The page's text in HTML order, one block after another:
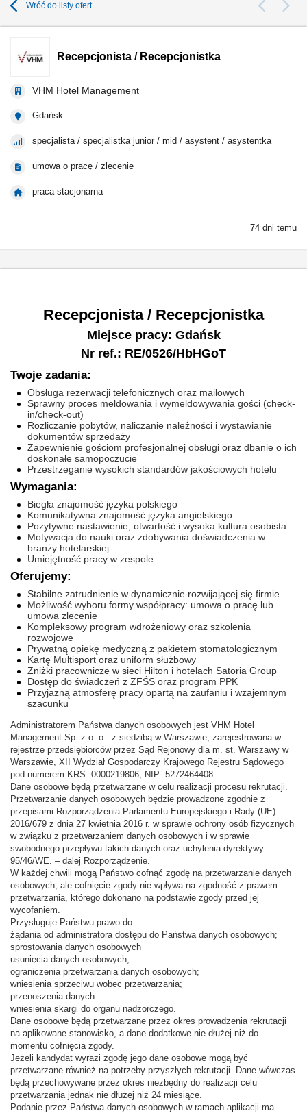
Wróć do listy ofert
Recepcjonista / Recepcjonistka
VHM Hotel Management
Gdańsk
specjalista / specjalistka junior / mid / asystent / asystentka
umowa o pracę / zlecenie
praca stacjonarna
74 dni temu
Recepcjonista / Recepcjonistka
Miejsce pracy: Gdańsk
Nr ref.: RE/0526/HbHGoT
Twoje zadania:
Obsługa rezerwacji telefonicznych oraz mailowych
Sprawny proces meldowania i wymeldowywania gości (check-
in/check-out)
Rozliczanie pobytów, naliczanie należności i wystawianie
dokumentów sprzedaży
Zapewnienie gościom profesjonalnej obsługi oraz dbanie o ich
doskonałe samopoczucie
Przestrzeganie wysokich standardów jakościowych hotelu
Wymagania:
Biegła znajomość języka polskiego
Komunikatywna znajomość języka angielskiego
Pozytywne nastawienie, otwartość i wysoka kultura osobista
Motywacja do nauki oraz zdobywania doświadczenia w
branży hotelarskiej
Umiejętność pracy w zespole
Oferujemy:
Stabilne zatrudnienie w dynamicznie rozwijającej się firmie
Możliwość wyboru formy współpracy: umowa o pracę lub
umowa zlecenie
Kompleksowy program wdrożeniowy oraz szkolenia
rozwojowe
Prywatną opiekę medyczną z pakietem stomatologicznym
Kartę Multisport oraz uniform służbowy
Zniżki pracownicze w sieci Hilton i hotelach Satoria Group
Dostęp do świadczeń z ZFŚS oraz program PPK
Przyjazną atmosferę pracy opartą na zaufaniu i wzajemnym
szacunku
Administratorem Państwa danych osobowych jest VHM Hotel
Management Sp. z o. o. z siedzibą w Warszawie, zarejestrowana w
rejestrze przedsiębiorców przez Sąd Rejonowy dla m. st. Warszawy w
Warszawie, XII Wydział Gospodarczy Krajowego Rejestru Sądowego
pod numerem KRS: 0000219806, NIP: 5272464408.
Dane osobowe będą przetwarzane w celu realizacji procesu rekrutacji.
Przetwarzanie danych osobowych będzie prowadzone zgodnie z
przepisami Rozporządzenia Parlamentu Europejskiego i Rady (UE)
2016/679 z dnia 27 kwietnia 2016 r. w sprawie ochrony osób fizycznych
w związku z przetwarzaniem danych osobowych i w sprawie
swobodnego przepływu takich danych oraz uchylenia dyrektywy
95/46/WE. – dalej Rozporządzenie.
W każdej chwili mogą Państwo cofnąć zgodę na przetwarzanie danych
osobowych, ale cofnięcie zgody nie wpływa na zgodność z prawem
przetwarzania, którego dokonano na podstawie zgody przed jej
wycofaniem.
Przysługuje Państwu prawo do:
żądania od administratora dostępu do Państwa danych osobowych;
sprostowania danych osobowych
usunięcia danych osobowych;
ograniczenia przetwarzania danych osobowych;
wniesienia sprzeciwu wobec przetwarzania;
przenoszenia danych
wniesienia skargi do organu nadzorczego.
Dane osobowe będą przetwarzane przez okres prowadzenia rekrutacji
na aplikowane stanowisko, a dane dodatkowe nie dłużej niż do
momentu cofnięcia zgody.
Jeżeli kandydat wyrazi zgodę jego dane osobowe mogą być
przetwarzane również na potrzeby przyszłych rekrutacji. Dane wówczas
będą przechowywane przez okres niezbędny do realizacji celu
przetwarzania jednak nie dłużej niż 24 miesiące.
Podanie przez Państwa danych osobowych w ramach aplikacji ma